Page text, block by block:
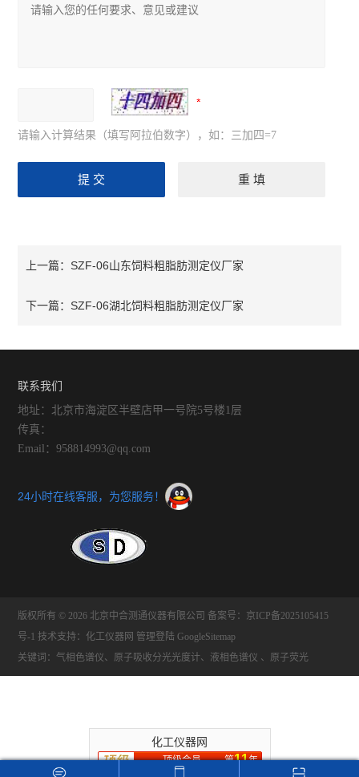
请输入计算结果（填写阿拉伯数字），如：三加四=7
上一篇： SZF-06山东饲料粗脂肪测定仪厂家
下一篇： SZF-06湖北饲料粗脂肪测定仪厂家
联系我们
地址：北京市海淀区半壁店甲一号院5号楼1层
传真：
Email：958814993@qq.com
24小时在线客服，为您服务！
版权所有 © 2026 北京中合测通仪器有限公司 备案号：京ICP备2025105415
号-1 技术支持： 化工仪器网 管理登陆 GoogleSitemap
关键词：气相色谱仪、原子吸收分光光度计、液相色谱仪 、原子荧光
化工仪器网
顶级会员 第11年